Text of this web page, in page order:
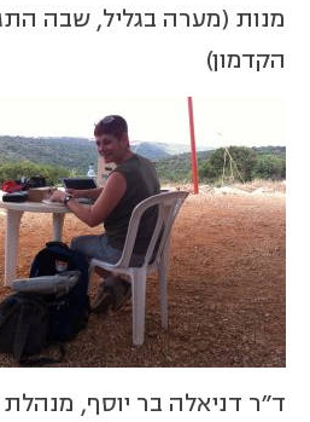
מנות (מערה בגליל, שבה
הקדמון)
ד"ר דניאלה בר יוסף,